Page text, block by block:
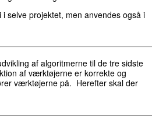
selve projektet, men anvendes også i
af algoritmerne til de tre sidste
af værktøjerne er korrekte og
værktøjerne på. Herefter skal der